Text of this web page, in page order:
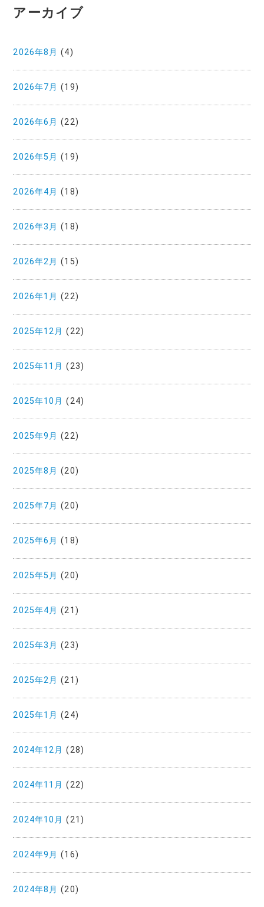
アーカイブ
2026年8月 (4)
2026年7月 (19)
2026年6月 (22)
2026年5月 (19)
2026年4月 (18)
2026年3月 (18)
2026年2月 (15)
2026年1月 (22)
2025年12月 (22)
2025年11月 (23)
2025年10月 (24)
2025年9月 (22)
2025年8月 (20)
2025年7月 (20)
2025年6月 (18)
2025年5月 (20)
2025年4月 (21)
2025年3月 (23)
2025年2月 (21)
2025年1月 (24)
2024年12月 (28)
2024年11月 (22)
2024年10月 (21)
2024年9月 (16)
2024年8月 (20)